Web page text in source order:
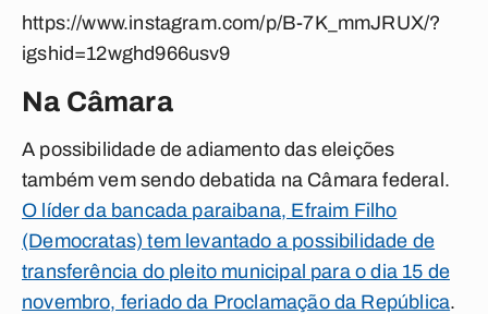
https://www.instagram.com/p/B-7K_mmJRUX/?
igshid=12wghd966usv9
Na Câmara
A possibilidade de adiamento das eleições
também vem sendo debatida na Câmara federal.
O líder da bancada paraibana, Efraim Filho
(Democratas) tem levantado a possibilidade de
transferência do pleito municipal para o dia 15 de
novembro, feriado da Proclamação da República.